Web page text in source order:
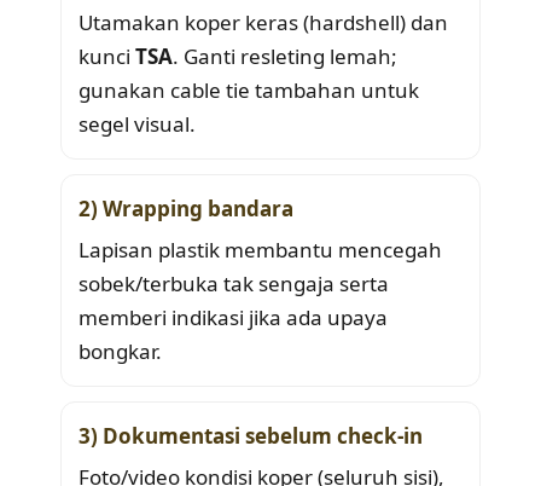
Utamakan koper keras (hardshell) dan
kunci TSA. Ganti resleting lemah;
gunakan cable tie tambahan untuk
segel visual.
2) Wrapping bandara
Lapisan plastik membantu mencegah
sobek/terbuka tak sengaja serta
memberi indikasi jika ada upaya
bongkar.
3) Dokumentasi sebelum check-in
Foto/video kondisi koper (seluruh sisi),